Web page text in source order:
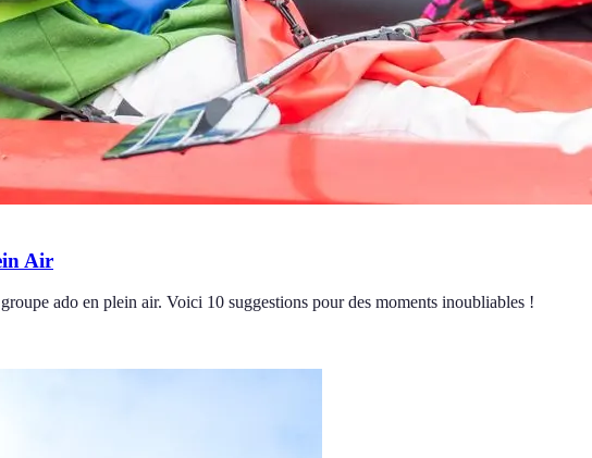
Air
ado en plein air. Voici 10 suggestions pour des moments inoubliables !